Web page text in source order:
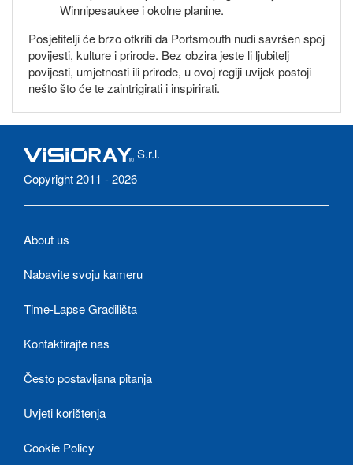
Winnipesaukee i okolne planine.
Posjetitelji će brzo otkriti da Portsmouth nudi savršen spoj
povijesti, kulture i prirode. Bez obzira jeste li ljubitelj
povijesti, umjetnosti ili prirode, u ovoj regiji uvijek postoji
nešto što će te zaintrigirati i inspirirati.
S.r.l.
Copyright 2011 - 2026
About us
Nabavite svoju kameru
Time-Lapse Gradilišta
Kontaktirajte nas
Često postavljana pitanja
Uvjeti korištenja
Cookie Policy